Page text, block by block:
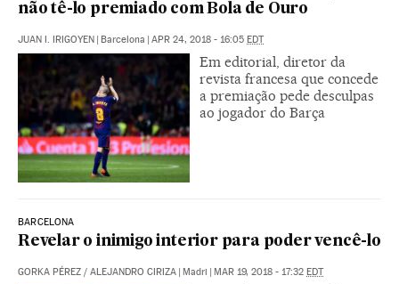
não tê-lo premiado com Bola de Ouro
JUAN I. IRIGOYEN | Barcelona | APR 24, 2018 - 16:05 EDT
Em editorial, diretor da
revista francesa que concede
a premiação pede desculpas
ao jogador do Barça
BARCELONA
Revelar o inimigo interior para poder vencê-lo
GORKA PÉREZ / ALEJANDRO CIRIZA | Madri | MAR 19, 2018 - 17:32 EDT